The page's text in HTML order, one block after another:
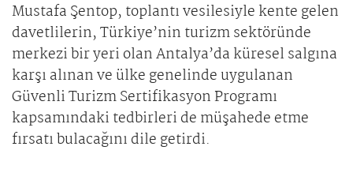
Mustafa Şentop, toplantı vesilesiyle kente gelen
davetlilerin, Türkiye’nin turizm sektöründe
merkezi bir yeri olan Antalya’da küresel salgına
karşı alınan ve ülke genelinde uygulanan
Güvenli Turizm Sertifikasyon Programı
kapsamındaki tedbirleri de müşahede etme
fırsatı bulacağını dile getirdi.